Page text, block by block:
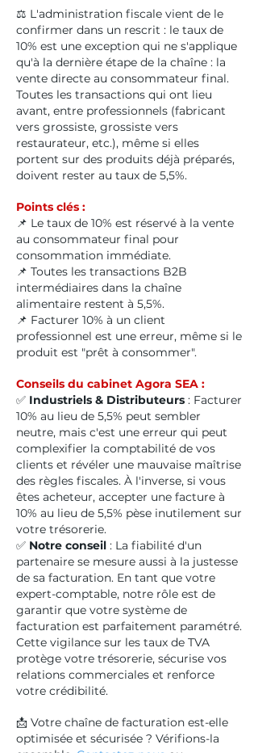
⚖️ L'administration fiscale vient de le
confirmer dans un rescrit : le taux de
10% est une exception qui ne s'applique
qu'à la dernière étape de la chaîne : la
vente directe au consommateur final.
Toutes les transactions qui ont lieu
avant, entre professionnels (fabricant
vers grossiste, grossiste vers
restaurateur, etc.), même si elles
portent sur des produits déjà préparés,
doivent rester au taux de 5,5%.
Points clés :
📌 Le taux de 10% est réservé à la vente
au consommateur final pour
consommation immédiate.
📌 Toutes les transactions B2B
intermédiaires dans la chaîne
alimentaire restent à 5,5%.
📌 Facturer 10% à un client
professionnel est une erreur, même si le
produit est "prêt à consommer".
Conseils du cabinet Agora SEA :
✅ Industriels & Distributeurs : Facturer
10% au lieu de 5,5% peut sembler
neutre, mais c'est une erreur qui peut
complexifier la comptabilité de vos
clients et révéler une mauvaise maîtrise
des règles fiscales. À l'inverse, si vous
êtes acheteur, accepter une facture à
10% au lieu de 5,5% pèse inutilement sur
votre trésorerie.
✅ Notre conseil : La fiabilité d'un
partenaire se mesure aussi à la justesse
de sa facturation. En tant que votre
expert-comptable, notre rôle est de
garantir que votre système de
facturation est parfaitement paramétré.
Cette vigilance sur les taux de TVA
protège votre trésorerie, sécurise vos
relations commerciales et renforce
votre crédibilité.
📩 Votre chaîne de facturation est-elle
optimisée et sécurisée ? Vérifions-la